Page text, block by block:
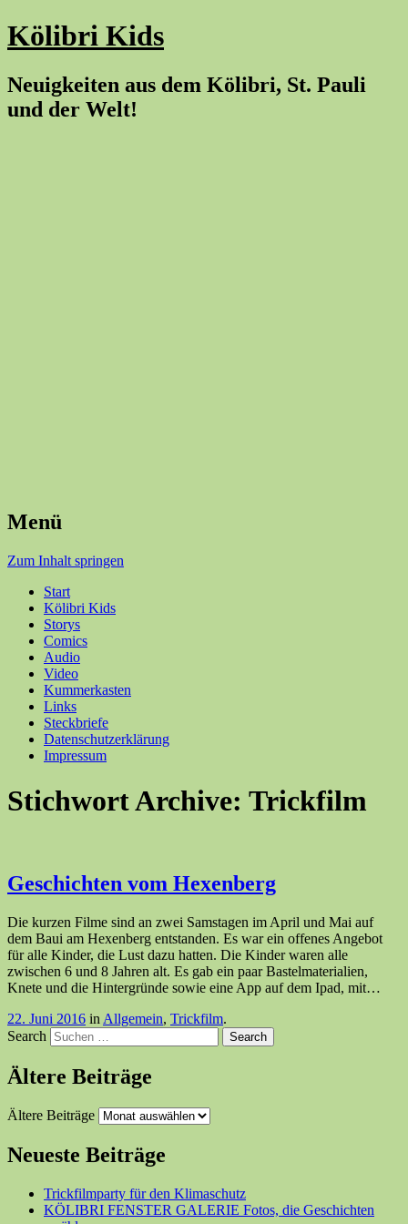
Kölibri Kids
Neuigkeiten aus dem Kölibri, St. Pauli
und der Welt!
Menü
Zum Inhalt springen
Start
Kölibri Kids
Storys
Comics
Audio
Video
Kummerkasten
Links
Steckbriefe
Datenschutzerklärung
Impressum
Stichwort Archive: Trickfilm
Geschichten vom Hexenberg
Die kurzen Filme sind an zwei Samstagen im April und Mai auf
dem Baui am Hexenberg entstanden. Es war ein offenes Angebot
für alle Kinder, die Lust dazu hatten. Die Kinder waren alle
zwischen 6 und 8 Jahren alt. Es gab ein paar Bastelmaterialien,
Knete und die Hintergründe sowie eine App auf dem Ipad, mit…
22. Juni 2016 in Allgemein, Trickfilm.
Search
Ältere Beiträge
Ältere Beiträge
Neueste Beiträge
Trickfilmparty für den Klimaschutz
KÖLIBRI FENSTER GALERIE Fotos, die Geschichten